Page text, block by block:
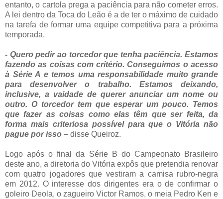
entanto, o cartola prega a paciência para não cometer erros.
A lei dentro da Toca do Leão é a de ter o máximo de cuidado
na tarefa de formar uma equipe competitiva para a próxima
temporada.
- Quero pedir ao torcedor que tenha paciência. Estamos
fazendo as coisas com critério. Conseguimos o acesso
à Série A e temos uma responsabilidade muito grande
para desenvolver o trabalho. Estamos deixando,
inclusive, a vaidade de querer anunciar um nome ou
outro. O torcedor tem que esperar um pouco. Temos
que fazer as coisas como elas têm que ser feita, da
forma mais criteriosa possível para que o Vitória não
pague por isso – disse Queiroz.
Logo após o final da Série B do Campeonato Brasileiro
deste ano, a diretoria do Vitória expôs que pretendia renovar
com quatro jogadores que vestiram a camisa rubro-negra
em 2012. O interesse dos dirigentes era o de confirmar o
goleiro Deola, o zagueiro Victor Ramos, o meia Pedro Ken e